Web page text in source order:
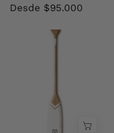
Desde $95.000
Remo